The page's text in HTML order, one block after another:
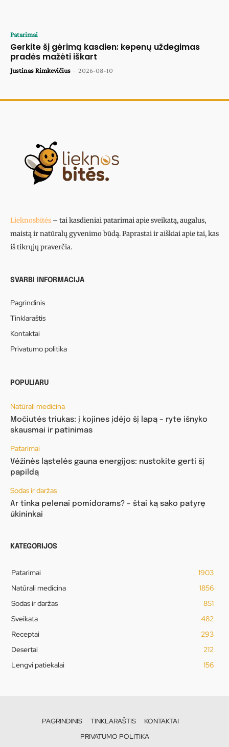
Patarimai
Gerkite šį gėrimą kasdien: kepenų uždegimas
pradės mažėti iškart
Justinas Rimkevičius - 2026-08-10
Lieknosbitės – tai kasdieniai patarimai apie sveikatą, augalus,
maistą ir natūralų gyvenimo būdą. Paprastai ir aiškiai apie tai, kas
iš tikrųjų praverčia.
SVARBI INFORMACIJA
Pagrindinis
Tinklaraštis
Kontaktai
Privatumo politika
POPULIARU
Natūrali medicina
Močiutės triukas: į kojines įdėjo šį lapą – ryte išnyko
skausmai ir patinimas
Patarimai
Vėžinės ląstelės gauna energijos: nustokite gerti šį
papildą
Sodas ir daržas
Ar tinka pelenai pomidorams? – štai ką sako patyrę
ūkininkai
KATEGORIJOS
Patarimai
1903
Natūrali medicina
1856
Sodas ir daržas
851
Sveikata
482
Receptai
293
Desertai
212
Lengvi patiekalai
156
PAGRINDINIS TINKLARAŠTIS
KONTAKTAI
PRIVATUMO POLITIKA